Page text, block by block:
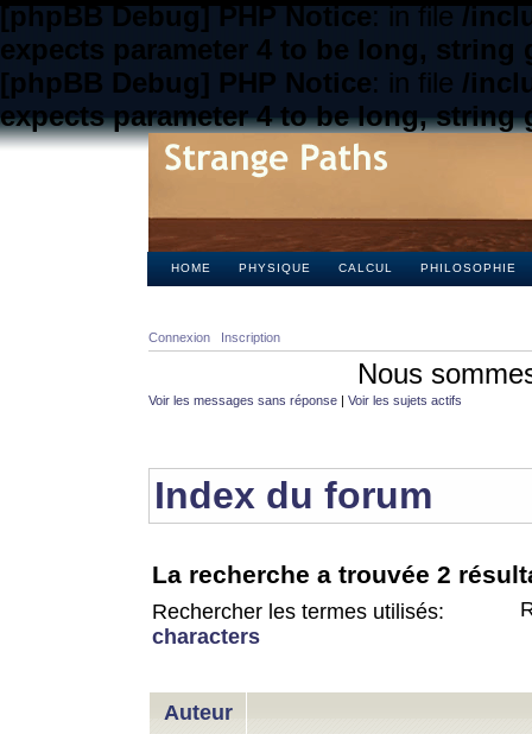
[phpBB Debug] PHP Notice: in file/
expects parameter 4 to be long, string
[phpBB Debug] PHP Notice: in file /
expects parameter 4 to be long, string
HOME PHYSIQUE CALCUL PHILOSOPHIE
Connexion Inscription
Nous
Voir les messages sans réponse | Voir les sujets actifs
Index du forum
La recherche a trouvée 2
Rechercher les termes utilisés:
characters
Auteur